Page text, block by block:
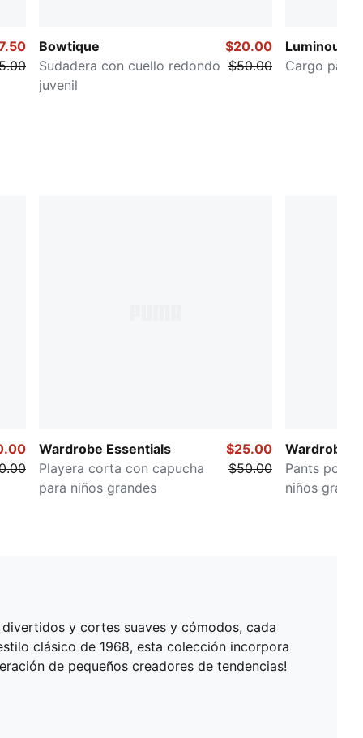
Bowtique
Sudadera con cuello redondo
juvenil
$20.00
$50.00
Luminous
Cargo
Wardrobe Essentials
Playera corta con capucha
para niños grandes
$25.00
$50.00
Wardrobe
Pants
niños
y cortes suaves y cómodos, cada
clásico de 1968, esta colección incorpora
de pequeños creadores de tendencias!